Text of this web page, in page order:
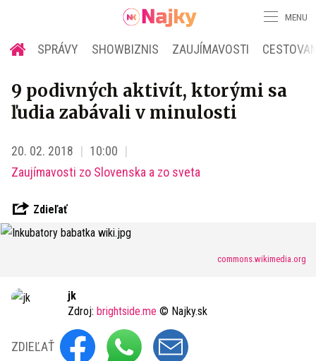
MENU
SPRÁVY SHOWBIZNIS ZAUJÍMAVOSTI
9 podivných aktivít, ktorými sa
ľudia zabávali v minulosti
20. 02. 2018
10:00
Zaujímavosti zo Slovenska a zo sveta
Zdieľať
commons.wikimedia.org
jk
Zdroj: brightside.me © Najky.sk
ZDIEĽAŤ